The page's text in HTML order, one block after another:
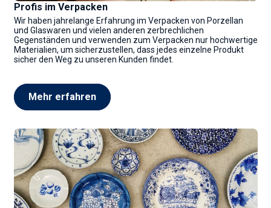
Profis im Verpacken
Wir haben jahrelange Erfahrung im Verpacken von Porzellan
und Glaswaren und vielen anderen zerbrechlichen
Gegenständen und verwenden zum Verpacken nur hochwertige
Materialien, um sicherzustellen, dass jedes einzelne Produkt
sicher den Weg zu unseren Kunden findet.
Mehr erfahren